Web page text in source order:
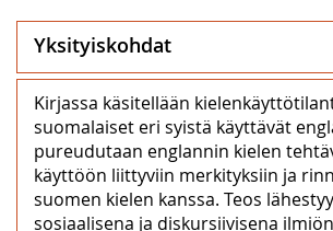
Yksityiskohdat
Kirjassa käsitellään
suomalaiset eri syistä käyttävät
pureudutaan englannin kielen
käyttöön liittyviin merkityksiin ja
suomen kielen kanssa. Teos
sosiaalisena ja diskursiivisena